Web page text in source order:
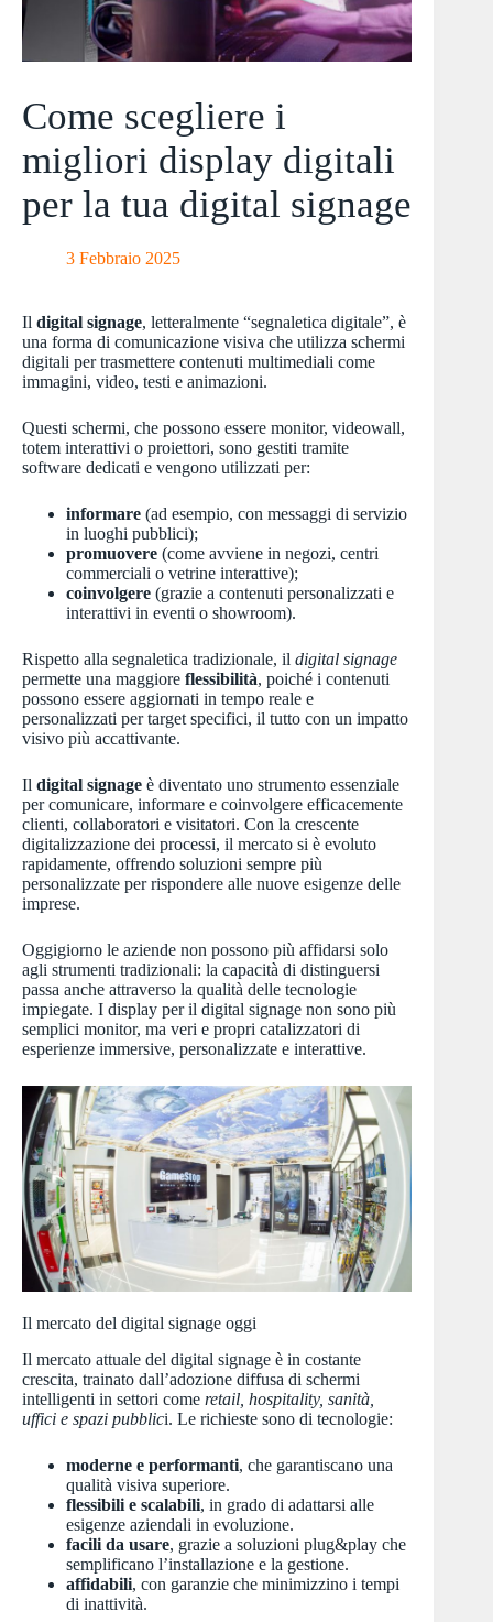
Come scegliere i
migliori display digitali
per la tua digital signage
3 Febbraio 2025
Il digital signage, letteralmente “segnaletica digitale”, è
una forma di comunicazione visiva che utilizza schermi
digitali per trasmettere contenuti multimediali come
immagini, video, testi e animazioni.
Questi schermi, che possono essere monitor, videowall,
totem interattivi o proiettori, sono gestiti tramite
software dedicati e vengono utilizzati per:
informare (ad esempio, con messaggi di servizio
in luoghi pubblici);
promuovere (come avviene in negozi, centri
commerciali o vetrine interattive);
coinvolgere (grazie a contenuti personalizzati e
interattivi in eventi o showroom).
Rispetto alla segnaletica tradizionale, il digital signage
permette una maggiore flessibilità, poiché i contenuti
possono essere aggiornati in tempo reale e
personalizzati per target specifici, il tutto con un impatto
visivo più accattivante.
Il digital signage è diventato uno strumento essenziale
per comunicare, informare e coinvolgere efficacemente
clienti, collaboratori e visitatori. Con la crescente
digitalizzazione dei processi, il mercato si è evoluto
rapidamente, offrendo soluzioni sempre più
personalizzate per rispondere alle nuove esigenze delle
imprese.
Oggigiorno le aziende non possono più affidarsi solo
agli strumenti tradizionali: la capacità di distinguersi
passa anche attraverso la qualità delle tecnologie
impiegate. I display per il digital signage non sono più
semplici monitor, ma veri e propri catalizzatori di
esperienze immersive, personalizzate e interattive.
Il mercato del digital signage oggi
Il mercato attuale del digital signage è in costante
crescita, trainato dall’adozione diffusa di schermi
intelligenti in settori come retail, hospitality, sanità,
uffici e spazi pubblici. Le richieste sono di tecnologie:
moderne e performanti, che garantiscano una
qualità visiva superiore.
flessibili e scalabili, in grado di adattarsi alle
esigenze aziendali in evoluzione.
facili da usare, grazie a soluzioni plug&play che
semplificano l’installazione e la gestione.
affidabili, con garanzie che minimizzino i tempi
di inattività.